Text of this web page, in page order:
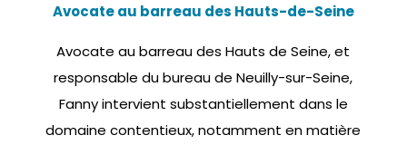
Avocate au barreau des Hauts-de-Seine
Avocate au barreau des Hauts de Seine, et
responsable du bureau de Neuilly-sur-Seine,
Fanny intervient substantiellement dans le
domaine contentieux, notamment en matière